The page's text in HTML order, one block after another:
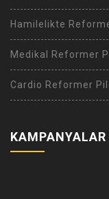
Hamilelikte
Medikal Reformer
Cardio Reformer
KAMPANYALAR